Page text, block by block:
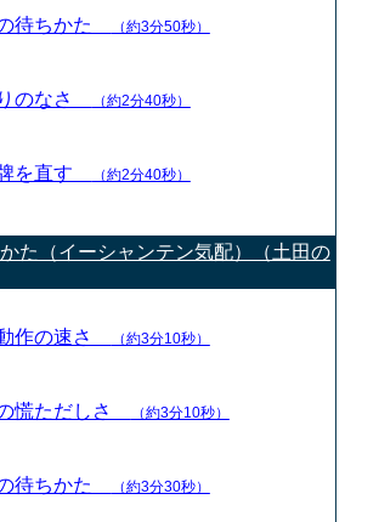
待ちかた （約3分50秒）
のなさ （約2分40秒）
を直す （約2分40秒）
た（イーシャンテン気配）（土田の
作の速さ （約3分10秒）
慌ただしさ （約3分10秒）
待ちかた （約3分30秒）